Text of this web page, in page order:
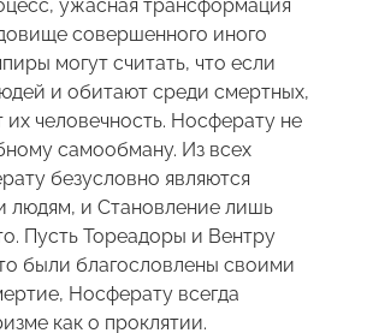
ужасная трансформация
совершенного иного
могут считать, что если
и обитают среди смертных,
их человечность. Носферату не
самообману. Из всех
безусловно являются
и Становление лишь
Пусть Тореадоры и Вентру
были благословлены своими
Носферату всегда
как о проклятии.